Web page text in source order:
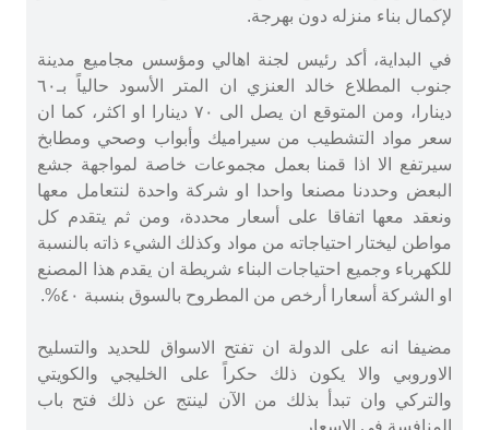
لإكمال بناء منزله دون بهرجة.
في البداية، أكد رئيس لجنة اهالي ومؤسس مجاميع مدينة
جنوب المطلاع خالد العنزي ان المتر الأسود حالياً بـ٦٠
دينارا، ومن المتوقع ان يصل الى ٧٠ دينارا او اكثر، كما ان
سعر مواد التشطيب من سيراميك وأبواب وصحي ومطابخ
سيرتفع الا اذا قمنا بعمل مجموعات خاصة لمواجهة جشع
البعض وحددنا مصنعا واحدا او شركة واحدة لنتعامل معها
ونعقد معها اتفاقا على أسعار محددة، ومن ثم يتقدم كل
مواطن ليختار احتياجاته من مواد وكذلك الشيء ذاته بالنسبة
للكهرباء وجميع احتياجات البناء شريطة ان يقدم هذا المصنع
او الشركة أسعارا أرخص من المطروح بالسوق بنسبة ٤٠%‏.
مضيفا انه على الدولة ان تفتح الاسواق للحديد والتسليح
الاوروبي والا يكون ذلك حكراً على الخليجي والكويتي
والتركي وان تبدأ بذلك من الآن لينتج عن ذلك فتح باب
المنافسة في الاسعار.